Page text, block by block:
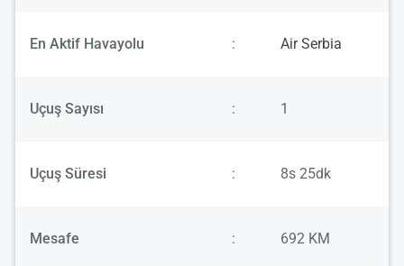
En Aktif Havayolu : Air Serbia
Uçuş Sayısı : 1
Uçuş Süresi : 8s 25dk
Mesafe : 692 KM